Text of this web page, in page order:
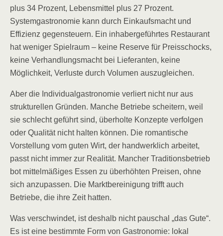
plus 34 Prozent, Lebensmittel plus 27 Prozent.
Systemgastronomie kann durch Einkaufsmacht und
Effizienz gegensteuern. Ein inhabergeführtes Restaurant
hat weniger Spielraum – keine Reserve für Preisschocks,
keine Verhandlungsmacht bei Lieferanten, keine
Möglichkeit, Verluste durch Volumen auszugleichen.
Aber die Individualgastronomie verliert nicht nur aus
strukturellen Gründen. Manche Betriebe scheitern, weil
sie schlecht geführt sind, überholte Konzepte verfolgen
oder Qualität nicht halten können. Die romantische
Vorstellung vom guten Wirt, der handwerklich arbeitet,
passt nicht immer zur Realität. Mancher Traditionsbetrieb
bot mittelmäßiges Essen zu überhöhten Preisen, ohne
sich anzupassen. Die Marktbereinigung trifft auch
Betriebe, die ihre Zeit hatten.
Was verschwindet, ist deshalb nicht pauschal „das Gute“.
Es ist eine bestimmte Form von Gastronomie: lokal